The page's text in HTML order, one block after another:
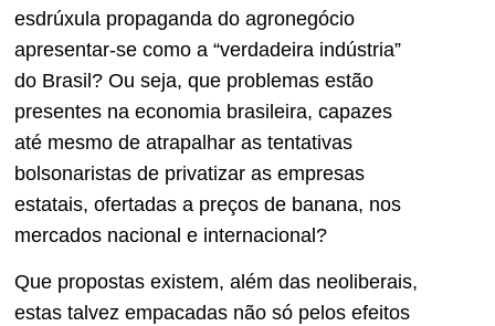
esdrúxula propaganda do agronegócio
apresentar-se como a “verdadeira indústria”
do Brasil? Ou seja, que problemas estão
presentes na economia brasileira, capazes
até mesmo de atrapalhar as tentativas
bolsonaristas de privatizar as empresas
estatais, ofertadas a preços de banana, nos
mercados nacional e internacional?
Que propostas existem, além das neoliberais,
estas talvez empacadas não só pelos efeitos